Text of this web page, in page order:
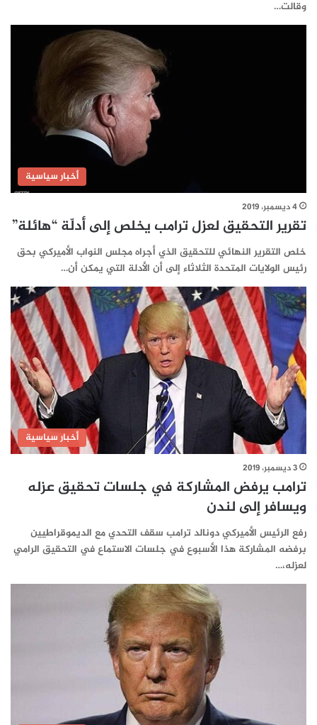
وقالت…
أخبار سياسية
4 ديسمبر، 2019
تقرير التحقيق لعزل ترامب يخلص إلى أدلّة “هائلة”
خلص التقرير النهائي للتحقيق الذي أجراه مجلس النواب الأميركي بحق
رئيس الولايات المتحدة الثلاثاء إلى أن الأدلة التي يمكن أن…
أخبار سياسية
3 ديسمبر، 2019
ترامب يرفض المشاركة في جلسات تحقيق عزله
ويسافر إلى لندن
رفع الرئيس الأميركي دونالد ترامب سقف التحدي مع الديموقراطيين
برفضه المشاركة هذا الأسبوع في جلسات الاستماع في التحقيق الرامي
لعزله،…